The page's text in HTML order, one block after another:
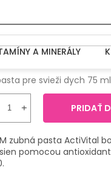
A MINERÁLY
pre svieži dych 75 ml
PRIDAŤ
zubná pasta ActiVital
pomocou